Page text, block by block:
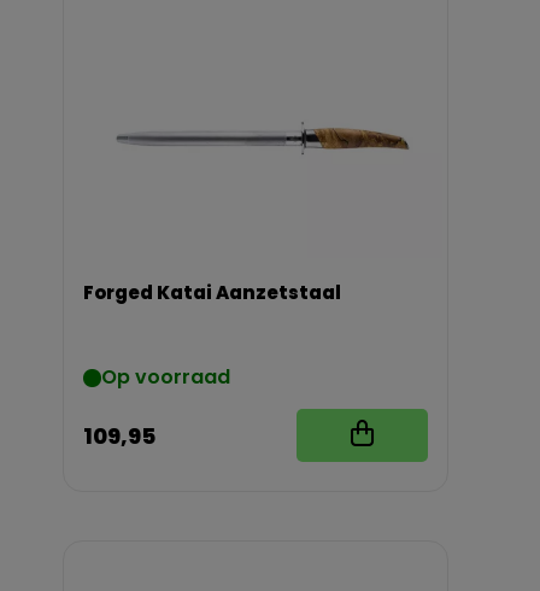
Forged Katai Aanzetstaal
Op voorraad
109,95